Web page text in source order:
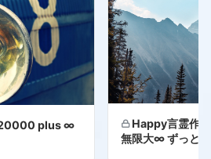
20000 plus ∞
Happy言霊作
無限大∞ ずっと幸